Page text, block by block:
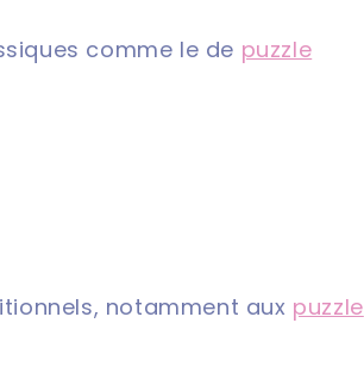
comme le de puzzle
notamment aux puzzle